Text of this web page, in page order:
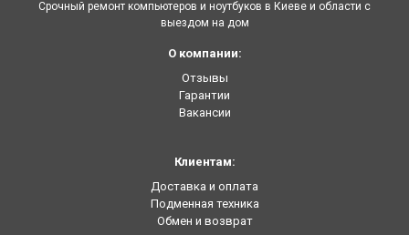
Срочный ремонт компьютеров и ноутбуков в Киеве и области с
выездом на дом
О компании:
Отзывы
Гарантии
Вакансии
Клиентам:
Доставка и оплата
Подменная техника
Обмен и возврат